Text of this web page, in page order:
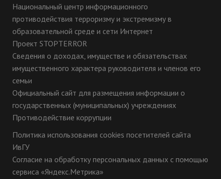
Национальный центр информационного
противодействия терроризму и экстремизму в
образовательной среде и сети Интернет
Проект STOPTERROR
Сведения о доходах, имуществе и обязательствах
имущественного характера руководителя и членов его
семьи
Официальный сайт для размещения информации о
государственных (муниципальных) учреждениях
Противодействие коррупции
Политика использования cookies посетителей сайта
ИвГУ
Согласие на обработку персональных данных с помощью
сервиса «Яндекс.Метрика»